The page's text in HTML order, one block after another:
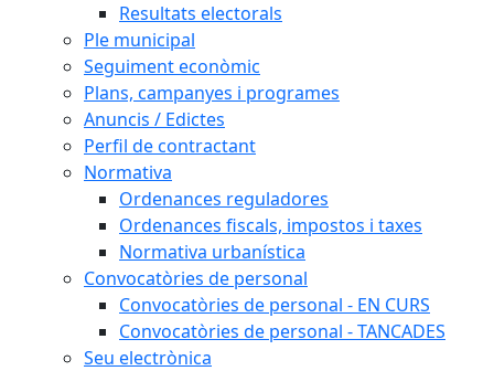
Resultats electorals
Ple municipal
Seguiment econòmic
Plans, campanyes i programes
Anuncis / Edictes
Perfil de contractant
Normativa
Ordenances reguladores
Ordenances fiscals, impostos i taxes
Normativa urbanística
Convocatòries de personal
Convocatòries de personal - EN CURS
Convocatòries de personal - TANCADES
Seu electrònica